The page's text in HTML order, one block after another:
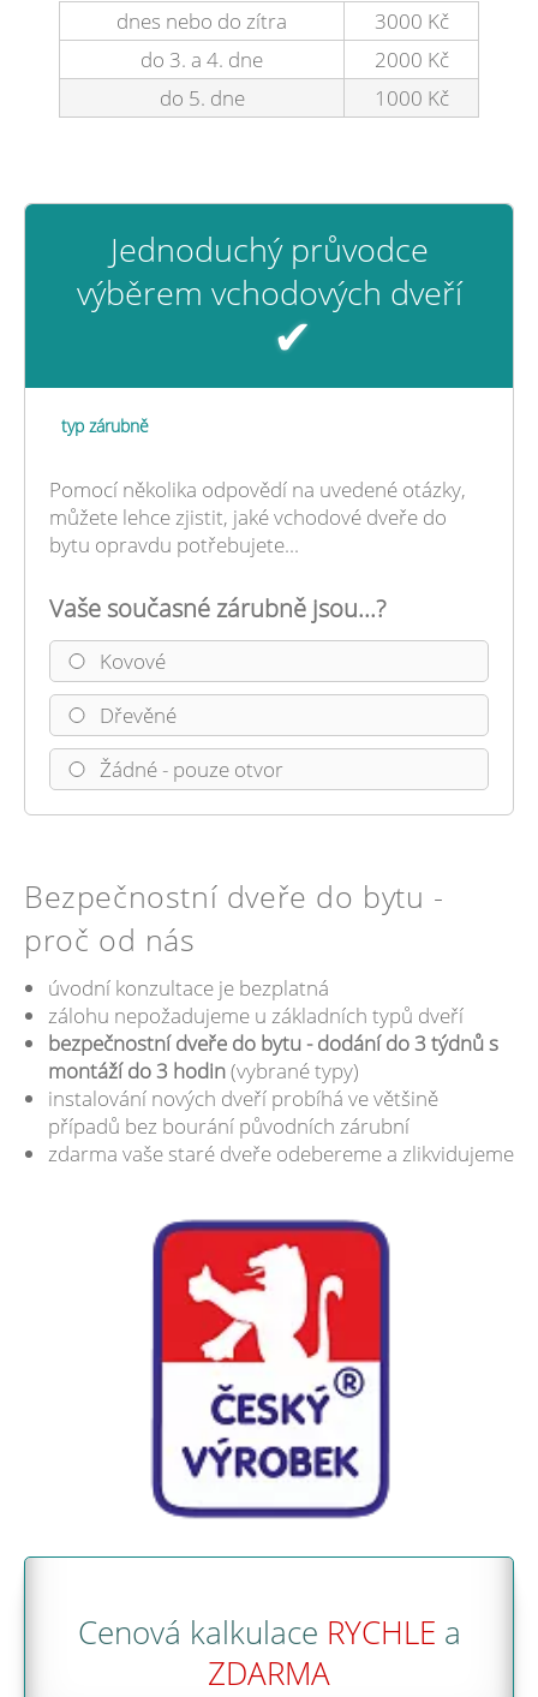
dnes nebo do zítra
3000 Kč
do 3. a 4. dne
2000 Kč
do 5. dne
1000 Kč
Jednoduchý průvodce
výběrem vchodových dveří
✔
typ zárubně
Pomocí několika odpovědí na uvedené otázky,
můžete lehce zjistit, jaké vchodové dveře do
bytu opravdu potřebujete...
Vaše současné zárubně jsou...?
Kovové
Dřevěné
Žádné - pouze otvor
Bezpečnostní dveře do bytu -
proč od nás
úvodní konzultace je bezplatná
zálohu nepožadujeme u základních typů dveří
bezpečnostní dveře do bytu - dodání do 3 týdnů s
montáží do 3 hodin(vybrané typy)
instalování nových dveří probíhá ve většině
případů bez bourání původních zárubní
zdarma vaše staré dveře odebereme a zlikvidujeme
Cenová kalkulace RYCHLE a
ZDARMA